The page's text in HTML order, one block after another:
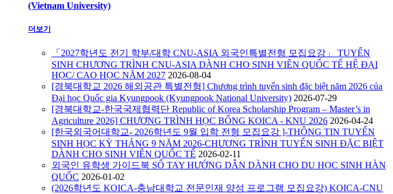
(Vietnam University)
더보기
「2027학년도 전기 학부/대학 CNU-ASIA 외국인특별전형 모집요강」 TUYỂN
SINH CHƯƠNG TRÌNH CNU-ASIA DÀNH CHO SINH VIÊN QUỐC TẾ HỆ ĐẠI
HỌC/ CAO HỌC NĂM 2027 2026-08-04
[경북대학교 2026 해외공관 특별전형] Chương trình tuyển sinh đặc biệt năm 2026 của
Đại học Quốc gia Kyungpook (Kyungpook National University) 2026-07-29
[경북대학교-한국국제협력단 Republic of Korea Scholarship Program – Master’s in
Agriculture 2026] CHƯƠNG TRÌNH HỌC BỔNG KOICA - KNU 2026 2026-04-24
[한국외국어대학교- 2026학년도 9월 입학 전형 모집요강 ]-THÔNG TIN TUYỂN
SINH HỌC KỲ THÁNG 9 NĂM 2026-CHƯƠNG TRÌNH TUYỂN SINH ĐẶC BIỆT
DÀNH CHO SINH VIÊN QUỐC TẾ 2026-02-11
외국인 유학생 가이드북 SỔ TAY HƯỚNG DẪN DÀNH CHO DU HỌC SINH HÀN
QUỐC 2026-01-02
(2026학년도 KOICA-충남대학교 전문인재 양성 프로그램 모집요강) KOICA-CNU